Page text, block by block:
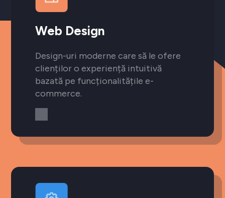
Web Design
Design-uri moderne care să le ofere
clienților o experiență intuitivă
bazată pe funcționalitățile e-
commerce.